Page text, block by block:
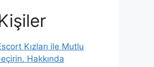
Kızları ile Mutlu
Hakkında